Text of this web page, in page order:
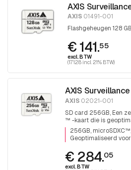
AXIS
AXIS01491-001
Flashgeheugen 128
€ 141.55
excl. BTW
(171.28 incl. 21% BTW)
AXIS
AXIS 02021-001
SD card 256GB, Een
™ -kaart die is
videobewaking.
256GB, microSDXC™
Geoptimaliseerd
€ 284.05
excl. BTW